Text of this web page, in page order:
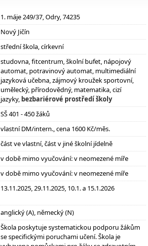
1. máje 249/37, Odry, 74235
Nový Jičín
střední škola, církevní
studovna, fitcentrum, školní bufet, nápojový
automat, potravinový automat, multimediální
jazyková učebna, zájmový kroužek sportovní,
umělecký, přírodovědný, matematika, cizí
jazyky, bezbariérové prostředí školy
SŠ 401 - 450 žáků
vlastní DM/intern., cena 1600 Kč/měs.
část ve vlastní, část v jiné školní jídelně
v době mimo vyučování: v neomezené míře
v době mimo vyučování: v neomezené míře
13.11.2025, 29.11.2025, 10.1. a 15.1.2026
anglický (A), německý (N)
Škola poskytuje systematickou podporu žákům
se specifickými poruchami učení. Škola je